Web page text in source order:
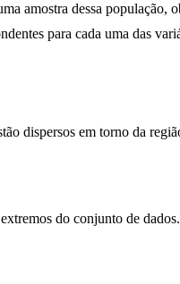
amostra dessa
para cada uma das
dispersos em torno da
do conjunto de